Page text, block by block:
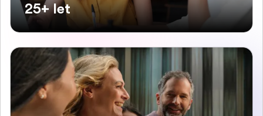
25+ let